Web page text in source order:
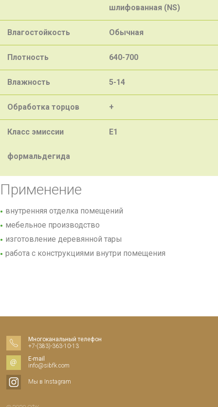
шлифованная (NS)
Влагостойкость Обычная
Плотность 640-700
Влажность 5-14
Обработка торцов +
Класс эмиссии
формальдегида
E1
Применение
внутренняя отделка помещений
мебельное производство
изготовление деревянной тары
работа с конструкциями внутри помещения
Многоканальный телефон
+7-(383)-363-10-13
E-mail
info@sibfk.com
Мы в Instagram